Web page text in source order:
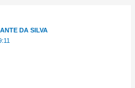
DA SILVA